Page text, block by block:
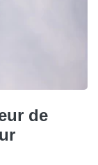
de